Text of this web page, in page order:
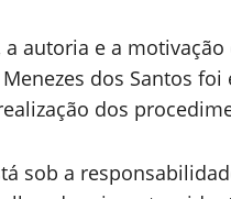
autoria e a
dos Santos
dos
sob a